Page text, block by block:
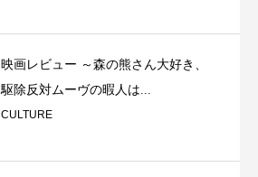
映画レビュー ～森の熊さん大好き、
駆除反対ムーヴの暇人は...
CULTURE